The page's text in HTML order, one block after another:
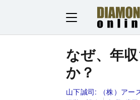
なぜ、年
か？
山下誠司: （株）ア